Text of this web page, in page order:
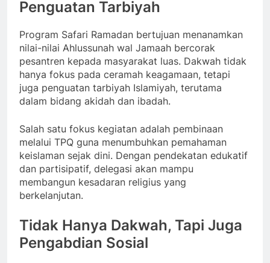
Penguatan Tarbiyah
Program Safari Ramadan bertujuan menanamkan
nilai-nilai Ahlussunah wal Jamaah bercorak
pesantren kepada masyarakat luas. Dakwah tidak
hanya fokus pada ceramah keagamaan, tetapi
juga penguatan tarbiyah Islamiyah, terutama
dalam bidang akidah dan ibadah.
Salah satu fokus kegiatan adalah pembinaan
melalui TPQ guna menumbuhkan pemahaman
keislaman sejak dini. Dengan pendekatan edukatif
dan partisipatif, delegasi akan mampu
membangun kesadaran religius yang
berkelanjutan.
Tidak Hanya Dakwah, Tapi Juga
Pengabdian Sosial